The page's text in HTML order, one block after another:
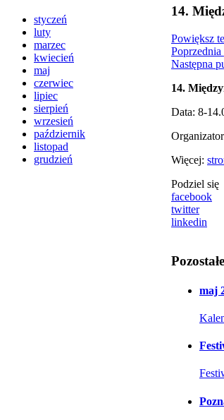
styczeń
luty
marzec
kwiecień
maj
czerwiec
lipiec
sierpień
wrzesień
październik
listopad
grudzień
14.
Powiększ
Następna
14.
Data: 8-
Więcej:
Podziel się
facebook
twitter
linkedin
maj